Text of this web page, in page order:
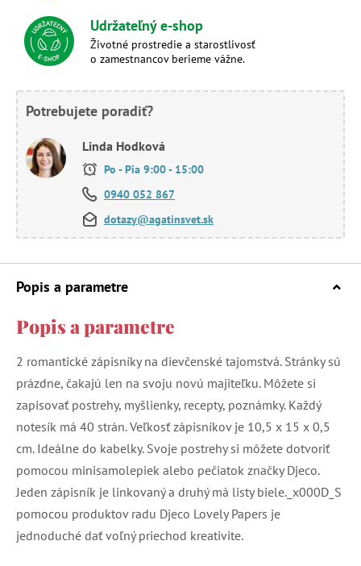
Udržateľný e-shop
Životné prostredie a starostlivosť
o zamestnancov berieme vážne.
Potrebujete poradiť?
Linda Hodková
Po - Pia 9:00 - 15:00
0940 052 867
dotazy@agatinsvet.sk
Popis a parametre
Popis a parametre
2 romantické zápisníky na dievčenské tajomstvá. Stránky sú
prázdne, čakajú len na svoju novú majiteľku. Môžete si
zapisovať postrehy, myšlienky, recepty, poznámky. Každý
notesík má 40 strán. Veľkosť zápisníkov je 10,5 x 15 x 0,5
cm. Ideálne do kabelky. Svoje postrehy si môžete dotvoriť
pomocou minisamolepiek alebo pečiatok značky Djeco.
Jeden zápisník je linkovaný a druhý má listy biele._x000D_S
pomocou produktov radu Djeco Lovely Papers je
jednoduché dať voľný priechod kreativite.